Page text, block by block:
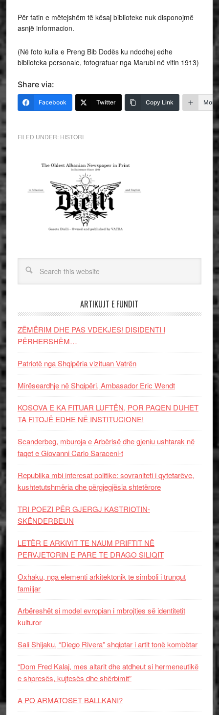
Për fatin e mëtejshëm të kësaj biblioteke nuk disponojmë
asnjë informacion.
(Në foto kulla e Preng Bib Dodës ku ndodhej edhe
biblioteka personale, fotografuar nga Marubi në vitin 1913)
Share via:
Facebook Twitter Copy Link More
FILED UNDER: HISTORI
ARTIKUJT E FUNDIT
ZËMËRIM DHE PAS VDEKJES! DISIDENTI I
PËRHERSHËM…
Patriotë nga Shqipëria vizituan Vatrën
Mirëseardhje në Shqipëri, Ambasador Eric Wendt
KOSOVA E KA FITUAR LUFTËN, POR PAQEN DUHET
TA FITOJË EDHE NË INSTITUCIONE!
Scanderbeg, mburoja e Arbërisë dhe gjeniu ushtarak në
faqet e Giovanni Carlo Saraceni-t
Republika mbi interesat politike: sovraniteti i qytetarëve,
kushtetutshmëria dhe përgjegjësia shtetërore
TRI POEZI PËR GJERGJ KASTRIOTIN-
SKËNDERBEUN
LETËR E ARKIVIT TE NAUM PRIFTIT NË
PERVJETORIN E PARE TE DRAGO SILIQIT
Oxhaku, nga elementi arkitektonik te simboli i trungut
familjar
Arbëreshët si model evropian i mbrojtjes së identitetit
kulturor
Sali Shijaku, “Diego Rivera” shqiptar i artit tonë kombëtar
“Dom Fred Kalaj, mes altarit dhe atdheut si hermeneutikë
e shpresës, kujtesës dhe shërbimit”
A PO ARMATOSET BALLKANI?